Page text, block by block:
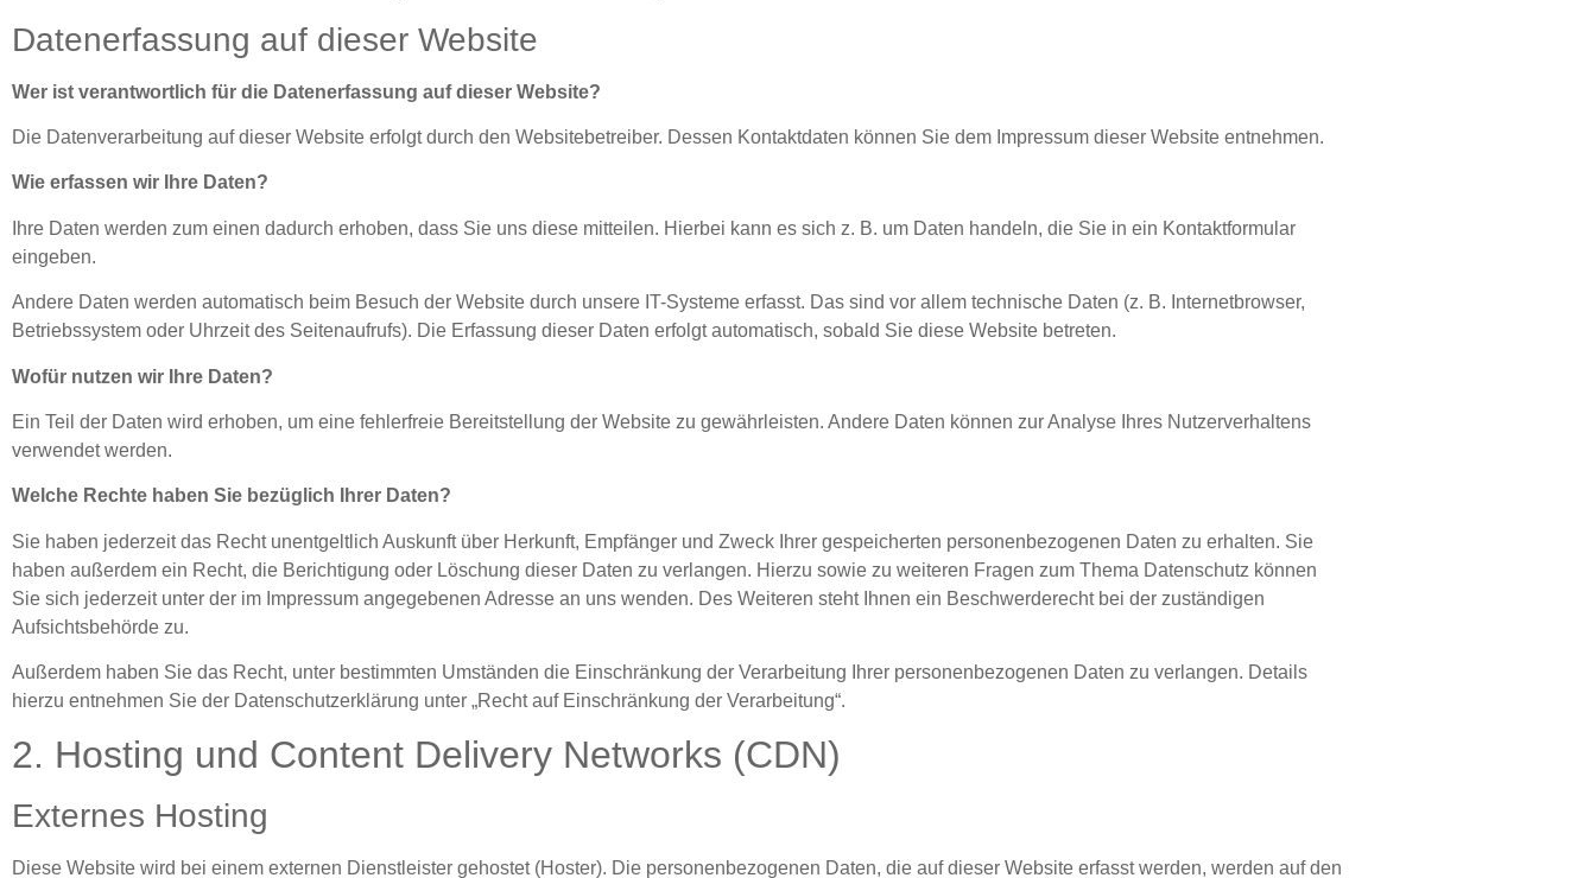
Datenerfassung auf dieser Website
Wer ist verantwortlich für die Datenerfassung auf dieser Website?
Die Datenverarbeitung auf dieser Website erfolgt durch den Websitebetreiber. Dessen Kontaktdaten können Sie dem Impressum dieser Website entnehmen.
Wie erfassen wir Ihre Daten?
Ihre Daten werden zum einen dadurch erhoben, dass Sie uns diese mitteilen. Hierbei kann es sich z. B. um Daten handeln, die Sie in ein Kontaktformular
eingeben.
Andere Daten werden automatisch beim Besuch der Website durch unsere IT-Systeme erfasst. Das sind vor allem technische Daten (z. B. Internetbrowser,
Betriebssystem oder Uhrzeit des Seitenaufrufs). Die Erfassung dieser Daten erfolgt automatisch, sobald Sie diese Website betreten.
Wofür nutzen wir Ihre Daten?
Ein Teil der Daten wird erhoben, um eine fehlerfreie Bereitstellung der Website zu gewährleisten. Andere Daten können zur Analyse Ihres Nutzerverhaltens
verwendet werden.
Welche Rechte haben Sie bezüglich Ihrer Daten?
Sie haben jederzeit das Recht unentgeltlich Auskunft über Herkunft, Empfänger und Zweck Ihrer gespeicherten personenbezogenen Daten zu erhalten. Sie
haben außerdem ein Recht, die Berichtigung oder Löschung dieser Daten zu verlangen. Hierzu sowie zu weiteren Fragen zum Thema Datenschutz können
Sie sich jederzeit unter der im Impressum angegebenen Adresse an uns wenden. Des Weiteren steht Ihnen ein Beschwerderecht bei der zuständigen
Aufsichtsbehörde zu.
Außerdem haben Sie das Recht, unter bestimmten Umständen die Einschränkung der Verarbeitung Ihrer personenbezogenen Daten zu verlangen. Details
hierzu entnehmen Sie der Datenschutzerklärung unter „Recht auf Einschränkung der Verarbeitung“.
2. Hosting und Content Delivery Networks (CDN)
Externes Hosting
Diese Website wird bei einem externen Dienstleister gehostet (Hoster). Die personenbezogenen Daten, die auf dieser Website erfasst werden, werden auf den